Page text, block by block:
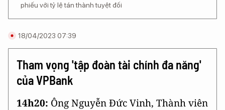
phiếu với tỷ lệ tán thành tuyệt đối
18/04/2023 07:39
Tham vọng 'tập đoàn tài chính đa năng'
của VPBank
14h20: Ông Nguyễn Đức Vinh, Thành viên